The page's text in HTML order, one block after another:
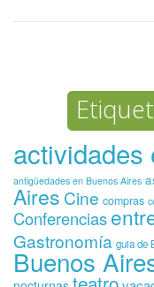
actividades
antigüedades en Buenos Aires
Aires Cine compras
Conferencias
Gastronomía guia de
Buenos